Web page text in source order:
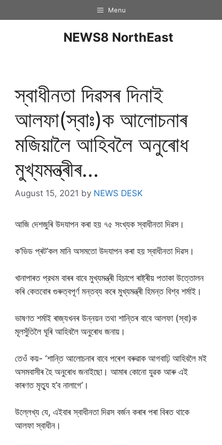
Menu
NEWS8 NorthEast
স্বাধীনতা দিৱসৰ দিনাই
আলফা(স্বাঃ)ক আলোচনাৰ
মজিয়ালৈ আহিবলৈ অনুৰোধ
মুখ্যমন্ত্ৰীৰ…
August 15, 2021 by NEWS DESK
আজি দেশজুৰি উদযাপন কৰা হয় ৭৫ সংখ্যক স্বাধীনতা দিৱস।
ক’ভিড প্ৰট’কল মানি অসমতো উদযাপন কৰা হয় স্বাধীনতা দিৱস।
খানাপাৰত প্রথম বাৰৰ বাবে মুখ্যমন্ত্ৰী হিচাপে ৰাষ্ট্ৰীয় পতাকা উত্তোলন
কৰি কেতবোৰ গুৰুত্বপূৰ্ণ মন্তব্য কৰে মুখ্যমন্ত্ৰী হিমন্ত বিশ্ব শৰ্মাই।
ভাষণত শৰ্মাই ৰাজ্যখনৰ উন্নয়ন তথা শান্তিৰ বাবে আলফা (স্বা)ক
মূলসুঁতিলৈ ঘূৰি আহিবলৈ অনুৰোধ জনায়।
তেওঁ কয়- ‘শান্তি আলোচনাৰ বাবে পৰেশ বৰুৱাক আগবাঢ়ি আহিবলৈ মই
অসমবাসীৰ হৈ অনুৰোধ জনাইছো। আমাৰ কোনো যুৱক আৰু এই
কাৰণত মৃত্যু হ’ব নালাগে’।
উল্লেখ্য যে, এইবাৰ স্বাধীনতা দিৱস বৰ্জন কৰাৰ পৰা বিৰত থাকে
আলফা স্বাধীন।